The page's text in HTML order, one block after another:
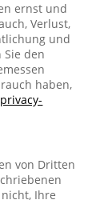
ernst und
Verlust,
und
den
haben,
privacy-
von Dritten
Ihre